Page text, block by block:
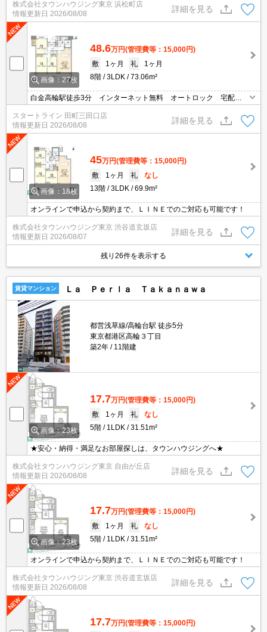
株式会社タウンハウジング東京 浜松町店
情報更新日 2026/08/08
詳細を見る
画像：27枚
48.6万円(管理費等：15,000円)
敷
1ヶ月 礼
1ヶ月
8階
3LDK 73.06m²
白金高輪駅徒歩3分 インターネット無料 オートロック 宅配ボ
ックス 南向き 3口コンロ 独立洗面台
スタートライン 田町三田口店
情報更新日 2026/08/08
詳細を見る
画像：18枚
45万円(管理費等：15,000円)
敷
1ヶ月 礼
なし
13階
3LDK 69.9m²
オンラインで申込から契約まで、ＬＩＮＥでのご対応も可能です！
株式会社タウンハウジング東京 渋谷道玄坂店
情報更新日 2026/08/07
詳細を見る
残り26件を表示する
賃貸マンション Ｌａ Ｐｅｒｌａ Ｔａｋａｎａｗａ
都営浅草線/高輪台駅 徒歩5分
東京都港区高輪３丁目
築2年
11階建
画像：23枚
17.7万円(管理費等：15,000円)
敷
1ヶ月 礼
なし
5階
1LDK 31.51m²
★安心・納得・満足なお部屋探しは、タウンハウジングへ★
株式会社タウンハウジング東京 自由が丘店
情報更新日 2026/08/08
詳細を見る
画像：23枚
17.7万円(管理費等：15,000円)
敷
1ヶ月 礼
なし
5階
1LDK 31.51m²
オンラインで申込から契約まで、ＬＩＮＥでのご対応も可能です！
株式会社タウンハウジング東京 渋谷道玄坂店
情報更新日 2026/08/08
詳細を見る
17.7万円(管理費等：15,000円)